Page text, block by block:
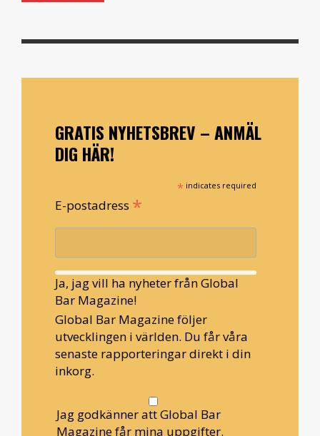
GRATIS NYHETSBREV – ANMÄL
DIG HÄR!
* indicates required
E-postadress *
Ja, jag vill ha nyheter från Global
Bar Magazine!
Global Bar Magazine följer
utvecklingen i världen. Du får våra
senaste rapporteringar direkt i din
inkorg.
Jag godkänner att Global Bar
Magazine får mina uppgifter.